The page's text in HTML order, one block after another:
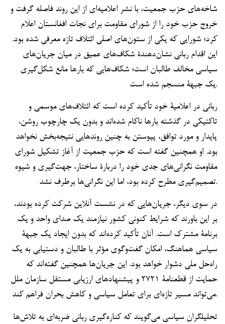
شاخه‌های حزب جمعیت، با نشر اعلامیه‌ای از این روند فاصله گرفت و
خروج حزب خود را از شورای مقاومت برای نجات افغانستان اعلام
کرد؛ شورایی که یکی از ستون‌های اصلی ائتلاف تازه معرفی شده بود.
این اقدام ربانی نشان‌دهندۀ شکاف‌های عمیق در میان جریان‌های
سیاسی مخالف طالبان است؛ شکاف‌هایی که بارها مانع شکل‌گیری
یک جبهۀ منسجم شده است.
ربانی در اعلامیۀ خود تأکید کرده است که ائتلاف‌های موسمی و
تاکتیکی در گذشته بارها ناکام شده‌اند و بدون یک چارچوب روشن،
پایدار و مورد توافق، پیوستن به چنین روندهایی نتیجه‌بخش نخواهد
بود. او همچنین گفته است که حزب جمعیت از آغاز تشکیل شورای
مقاومت نگرانی‌های جدی خود را دربارۀ ساختار، جهت‌گیری و شیوه
تصمیم‌گیری مطرح کرده بود، اما این نگرانی‌ها برطرف نشد.
در سوی دیگر، جریان‌هایی که در نشست آنلاین شرکت کرده بودند،
بر این باورند که شرایط کنونی کشور نیازمند یک صدای واحد و یک
برنامۀ مشترک است. آنان تأکید کرده‌اند که بدون ایجاد یک جبهۀ
سیاسی هماهنگ، امکان گفت‌وگوی مؤثر با طالبان و دستیابی به یک
راه‌حل ملی دشوار خواهد بود. این جریان‌ها همچنین گفته‌اند که
حمایت از قطعنامۀ ۲۷۲۱ و پیشنهادهای ارزیابی مستقل سازمان ملل
می‌تواند مسیر تازه‌ای برای تعامل سیاسی و کاهش بحران فراهم کند.
تحلیلگران سیاسی می‌گویند که کناره‌گیری ربانی ضربه‌ای به تلاش‌ها